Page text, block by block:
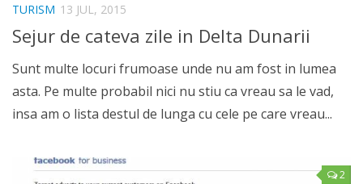
TURISM 13 JUL, 2015
Sejur de cateva zile in Delta Dunarii
Sunt multe locuri frumoase unde nu am fost in lumea
asta. Pe multe probabil nici nu stiu ca vreau sa le vad,
insa am o lista destul de lunga cu cele pe care vreau...
2